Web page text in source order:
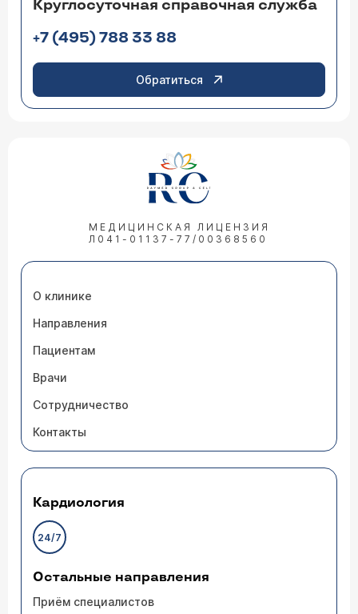
Круглосуточная справочная служба
+7 (495) 788 33 88
Обратиться
МЕДИЦИНСКАЯ ЛИЦЕНЗИЯ
Л041-01137-77/00368560
О клинике
Направления
Пациентам
Врачи
Сотрудничество
Контакты
Кардиология
24/7
Остальные направления
Приём специалистов